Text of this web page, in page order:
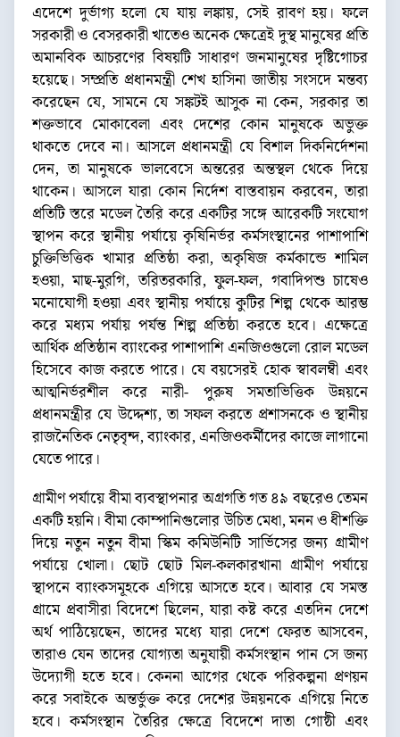
এদেশে দুর্ভাগ্য হলো যে যায় লঙ্কায়, সেই রাবণ হয়। ফলে
সরকারী ও বেসরকারী খাতেও অনেক ক্ষেত্রেই দুস্থ মানুষের প্রতি
অমানবিক আচরণের বিষয়টি সাধারণ জনমানুষের দৃষ্টিগোচর
হয়েছে। সম্প্রতি প্রধানমন্ত্রী শেখ হাসিনা জাতীয় সংসদে মন্তব্য
করেছেন যে, সামনে যে সঙ্কটই আসুক না কেন, সরকার তা
শক্তভাবে মোকাবেলা এবং দেশের কোন মানুষকে অভুক্ত
থাকতে দেবে না। আসলে প্রধানমন্ত্রী যে বিশাল দিকনির্দেশনা
দেন, তা মানুষকে ভালবেসে অন্তরের অন্তস্থল থেকে দিয়ে
থাকেন। আসলে যারা কোন নির্দেশ বাস্তবায়ন করবেন, তারা
প্রতিটি স্তরে মডেল তৈরি করে একটির সঙ্গে আরেকটি সংযোগ
স্থাপন করে স্থানীয় পর্যায়ে কৃষিনির্ভর কর্মসংস্থানের পাশাপাশি
চুক্তিভিত্তিক খামার প্রতিষ্ঠা করা, অকৃষিজ কর্মকান্ডে শামিল
হওয়া, মাছ-মুরগি, তরিতরকারি, ফুল-ফল, গবাদিপশু চাষেও
মনোযোগী হওয়া এবং স্থানীয় পর্যায়ে কুটির শিল্প থেকে আরম্ভ
করে মধ্যম পর্যায় পর্যন্ত শিল্প প্রতিষ্ঠা করতে হবে। এক্ষেত্রে
আর্থিক প্রতিষ্ঠান ব্যাংকের পাশাপাশি এনজিওগুলো রোল মডেল
হিসেবে কাজ করতে পারে। যে বয়সেরই হোক স্বাবলম্বী এবং
আত্মনির্ভরশীল করে নারী- পুরুষ সমতাভিত্তিক উন্নয়নে
প্রধানমন্ত্রীর যে উদ্দেশ্য, তা সফল করতে প্রশাসনকে ও স্থানীয়
রাজনৈতিক নেতৃবৃন্দ, ব্যাংকার, এনজিওকর্মীদের কাজে লাগানো
যেতে পারে।
গ্রামীণ পর্যায়ে বীমা ব্যবস্থাপনার অগ্রগতি গত ৪৯ বছরেও তেমন
একটি হয়নি। বীমা কোম্পানিগুলোর উচিত মেধা, মনন ও ধীশক্তি
দিয়ে নতুন নতুন বীমা স্কিম কমিউনিটি সার্ভিসের জন্য গ্রামীণ
পর্যায়ে খোলা। ছোট ছোট মিল-কলকারখানা গ্রামীণ পর্যায়ে
স্থাপনে ব্যাংকসমূহকে এগিয়ে আসতে হবে। আবার যে সমস্ত
গ্রামে প্রবাসীরা বিদেশে ছিলেন, যারা কষ্ট করে এতদিন দেশে
অর্থ পাঠিয়েছেন, তাদের মধ্যে যারা দেশে ফেরত আসবেন,
তারাও যেন তাদের যোগ্যতা অনুযায়ী কর্মসংস্থান পান সে জন্য
উদ্যোগী হতে হবে। কেননা আগের থেকে পরিকল্পনা প্রণয়ন
করে সবাইকে অন্তর্ভুক্ত করে দেশের উন্নয়নকে এগিয়ে নিতে
হবে। কর্মসংস্থান তৈরির ক্ষেত্রে বিদেশে দাতা গোষ্ঠী এবং